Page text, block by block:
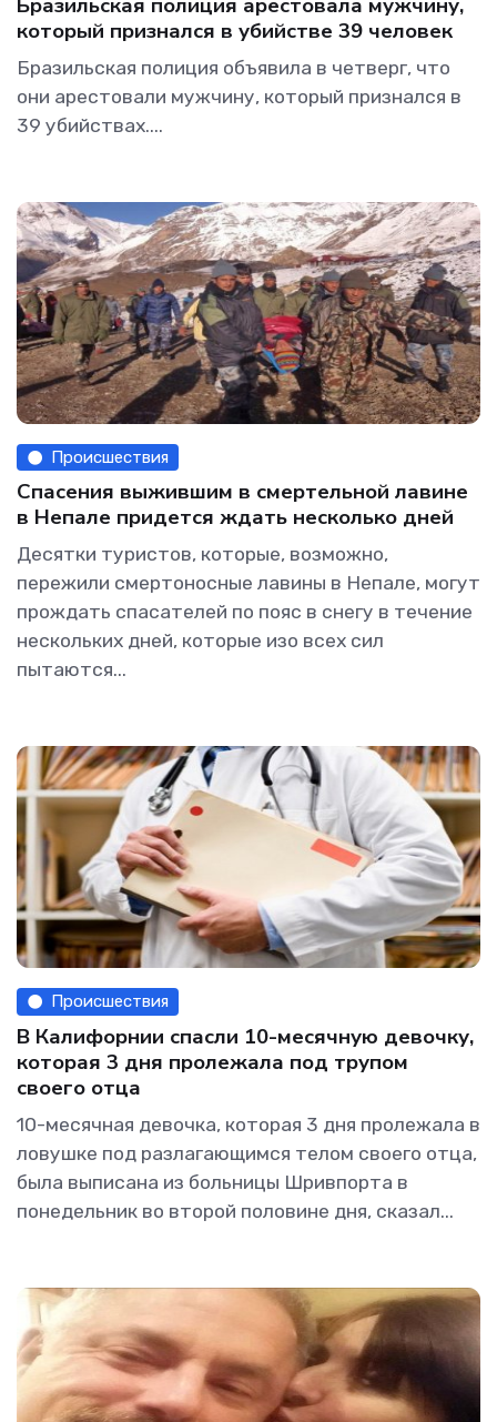
который признался в убийстве 39 человек
Бразильская полиция объявила в четверг, что
они арестовали мужчину, который признался в
39 убийствах....
Происшествия
Спасения выжившим в смертельной лавине
в Непале придется ждать несколько дней
Десятки туристов, которые, возможно,
пережили смертоносные лавины в Непале, могут
прождать спасателей по пояс в снегу в течение
нескольких дней, которые изо всех сил
пытаются...
Происшествия
В Калифорнии спасли 10-месячную девочку,
которая 3 дня пролежала под трупом
своего отца
10-месячная девочка, которая 3 дня пролежала в
ловушке под разлагающимся телом своего отца,
была выписана из больницы Шривпорта в
понедельник во второй половине дня, сказал...